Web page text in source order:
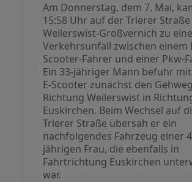
Am Donnerstag, dem 7. Mai,
15:58 Uhr auf der Trierer
Weilerswist-Großvernich zu
Verkehrsunfall zwischen einem
Scooter-Fahrer und einer Pkw-
Ein 33-jähriger Mann befuhr
E-Scooter zunächst den
Richtung Weilerswist in
Euskirchen. Beim Wechsel auf
Trierer Straße übersah er ein
nachfolgendes Fahrzeug einer
jährigen Frau, die ebenfalls in
Fahrtrichtung Euskirchen
war.